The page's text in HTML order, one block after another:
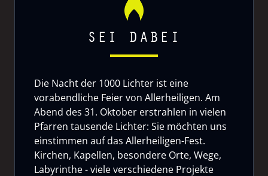
SEI DABEI
Die Nacht der 1000 Lichter ist eine
vorabendliche Feier von Allerheiligen. Am
Abend des 31. Oktober erstrahlen in vielen
Pfarren tausende Lichter: Sie möchten uns
einstimmen auf das Allerheiligen-Fest.
Kirchen, Kapellen, besondere Orte, Wege,
Labyrinthe - viele verschiedene Projekte